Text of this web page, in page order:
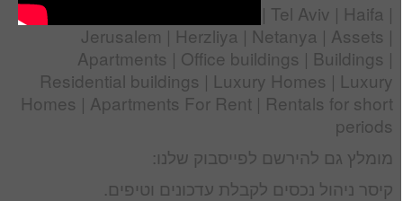
Property Management Israel | Tel Aviv | Haifa |
Jerusalem | Herzliya | Netanya | Assets |
Apartments | Office buildings | Buildings |
Residential buildings | Luxury Homes | Luxury
Homes | Apartments For Rent | Rentals for short
periods
מומלץ גם להירשם לפייסבוק שלנו:
קיסר ניהול נכסים לקבלת עדכונים וטיפים.